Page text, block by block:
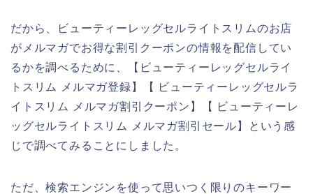
だから、ビューティーレッグセルライトスリムのお店
がメルマガでお得な割引クーポンの情報を配信してい
るかを調べるために、【ビューティーレッグセルライ
トスリム メルマガ登録】【 ビューティーレッグセルラ
イトスリム メルマガ割引クーポン】【 ビューティーレ
ッグセルライトスリム メルマガ割引セール】という感
じで調べてみることにしました。
ただ、検索エンジンを使って思いつく限りのキーワー